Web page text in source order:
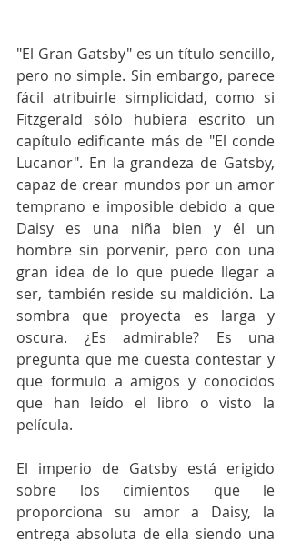
"El Gran Gatsby" es un título sencillo,
pero no simple. Sin embargo, parece
fácil atribuirle simplicidad, como si
Fitzgerald sólo hubiera escrito un
capítulo edificante más de "El conde
Lucanor". En la grandeza de Gatsby,
capaz de crear mundos por un amor
temprano e imposible debido a que
Daisy es una niña bien y él un
hombre sin porvenir, pero con una
gran idea de lo que puede llegar a
ser, también reside su maldición. La
sombra que proyecta es larga y
oscura. ¿Es admirable? Es una
pregunta que me cuesta contestar y
que formulo a amigos y conocidos
que han leído el libro o visto la
película.
El imperio de Gatsby está erigido
sobre los cimientos que le
proporciona su amor a Daisy, la
entrega absoluta de ella siendo una